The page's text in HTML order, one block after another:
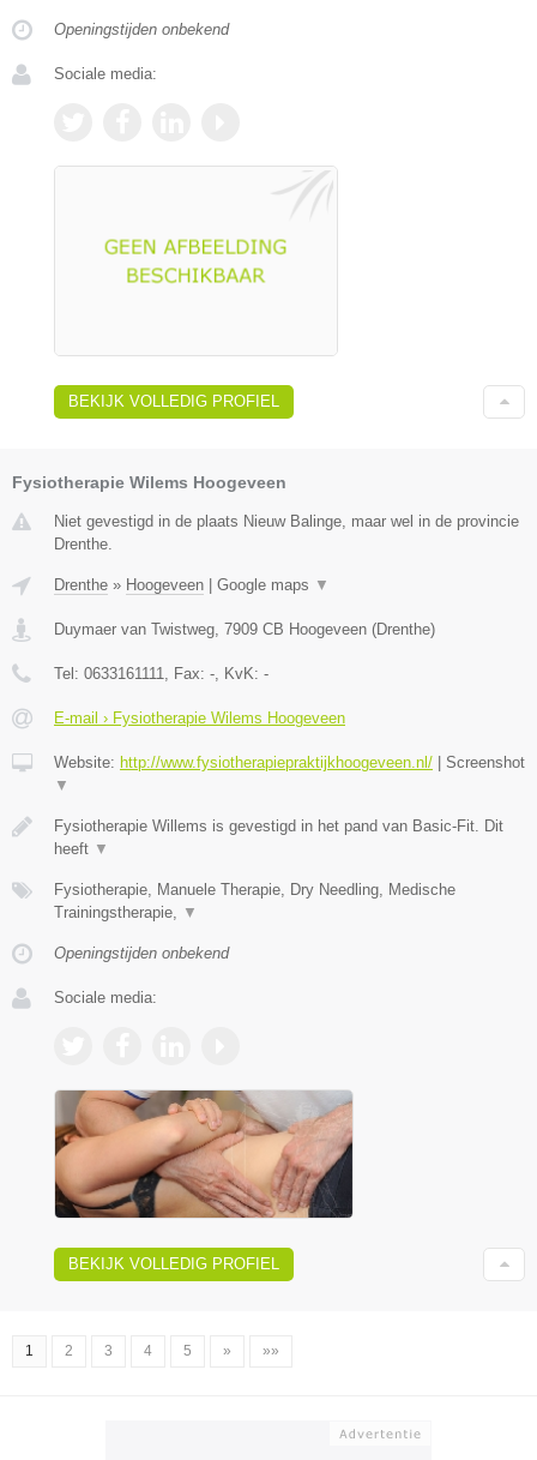
Openingstijden onbekend
Sociale media:
BEKIJK VOLLEDIG PROFIEL
Fysiotherapie Wilems Hoogeveen
Niet gevestigd in de plaats Nieuw Balinge, maar wel in de provincie
Drenthe.
Drenthe » Hoogeveen Google maps ▼
Duymaer van Twistweg 7909 CB Hoogeveen (Drenthe)
Tel: 0633161111 , Fax: - , KvK: -
E-mail › Fysiotherapie Wilems Hoogeveen
Website: http://www.fysiotherapiepraktijkhoogeveen.nl/
Screenshot
▼
Fysiotherapie Willems is gevestigd in het pand van Basic-Fit. Dit
heeft ▼
Fysiotherapie, Manuele Therapie, Dry Needling, Medische
Trainingstherapie,
▼
Openingstijden onbekend
Sociale media:
BEKIJK VOLLEDIG PROFIEL
1 2 3 4 5 » »»